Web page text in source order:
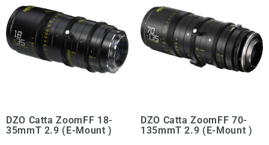
DZO Catta ZoomFF 18-
35mmT 2.9 (E-Mount )
DZO Catta ZoomFF 70-
135mmT 2.9 (E-Mount )